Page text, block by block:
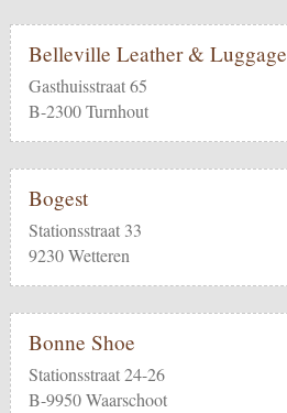
Belleville Leather & Luggage
Gasthuisstraat 65
B-2300 Turnhout
Bogest
Stationsstraat 33
9230 Wetteren
Bonne Shoe
Stationsstraat 24-26
B-9950 Waarschoot